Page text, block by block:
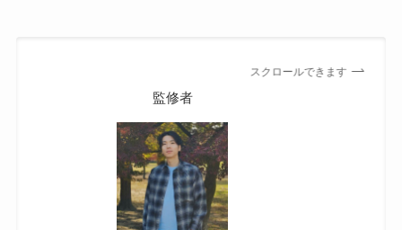
スクロールできます
監修者